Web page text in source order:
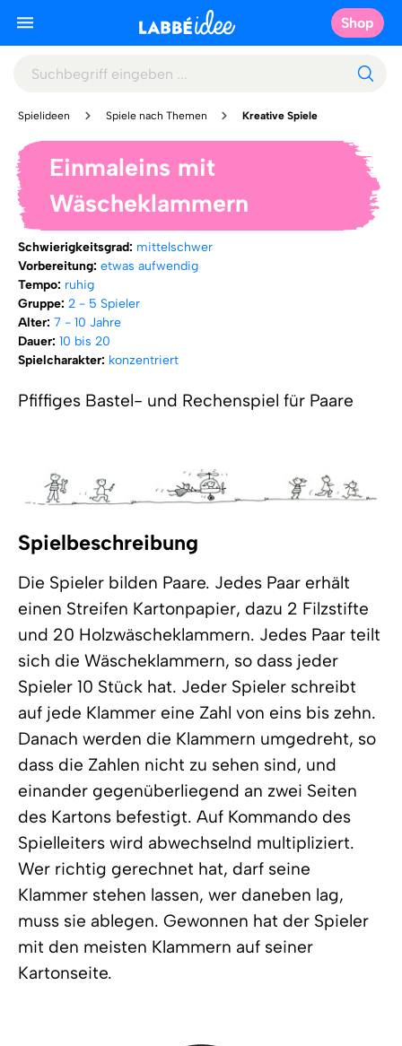
Shop
Spielideen Spiele nach Themen Kreative Spiele
Einmaleins mit
Wäscheklammern
Schwierigkeitsgrad: mittelschwer
Vorbereitung: etwas aufwendig
Tempo: ruhig
Gruppe: 2 - 5 Spieler
Alter: 7 - 10 Jahre
Dauer: 10 bis 20
Spielcharakter: konzentriert
Pfiffiges Bastel- und Rechenspiel für Paare
Spielbeschreibung
Die Spieler bilden Paare. Jedes Paar erhält
einen Streifen Kartonpapier, dazu 2 Filzstifte
und 20 Holzwäscheklammern. Jedes Paar teilt
sich die Wäscheklammern, so dass jeder
Spieler 10 Stück hat. Jeder Spieler schreibt
auf jede Klammer eine Zahl von eins bis zehn.
Danach werden die Klammern umgedreht, so
dass die Zahlen nicht zu sehen sind, und
einander gegenüberliegend an zwei Seiten
des Kartons befestigt. Auf Kommando des
Spielleiters wird abwechselnd multipliziert.
Wer richtig gerechnet hat, darf seine
Klammer stehen lassen, wer daneben lag,
muss sie ablegen. Gewonnen hat der Spieler
mit den meisten Klammern auf seiner
Kartonseite.